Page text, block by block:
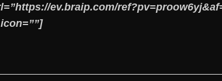
ev.braip.com/